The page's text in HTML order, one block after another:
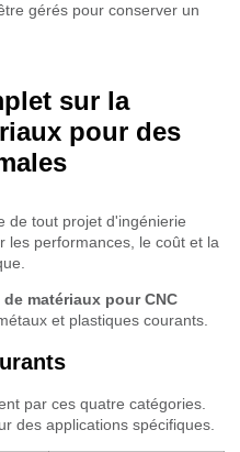
gérés pour conserver un
sur la
pour des
de tout projet d'ingénierie
les performances, le coût et la
matériaux pour CNC
et plastiques courants.
par ces quatre catégories.
des applications spécifiques.